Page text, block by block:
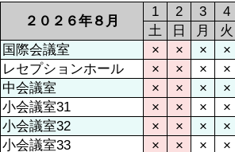
２０２６年８月
1 2 3 4
土
日 月 火
国際会議室
× × × ×
レセプションホール
× × × ×
中会議室
× × × ×
小会議室31
× × × ×
小会議室32
× × × ×
小会議室33
× × × ×